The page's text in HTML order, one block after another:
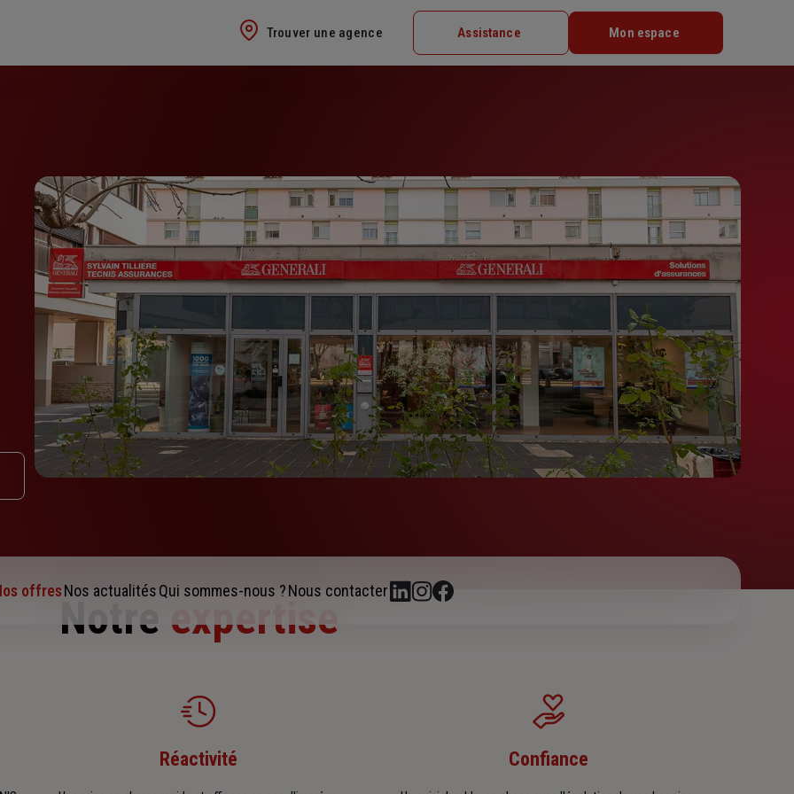
Trouver une agence Assistance Mon espace
offresNos actualitésQui sommes-nous ?Nous contacter
Notre expertise
Réactivité Confiance